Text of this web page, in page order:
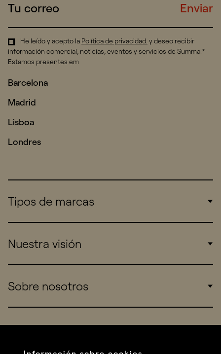
Enviar
He leído y acepto la Política de privacidad. y deseo recibir
información comercial, noticias, eventos y servicios de Summa.*
Estamos presentes em
Barcelona
Madrid
Lisboa
Londres
Tipos de marcas
Consumers
Startups
Nuestra visión
Work
Sobre nosotros